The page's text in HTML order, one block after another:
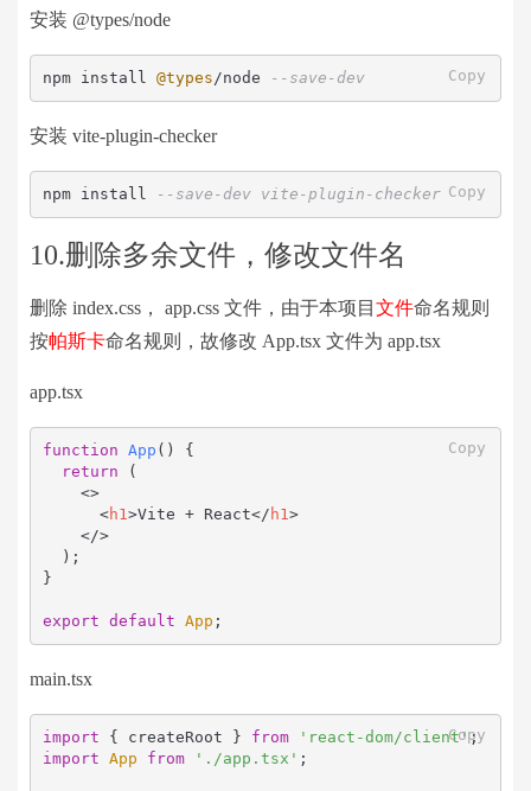
安装 @types/node
npm install @types/node --save-dev Copy
安装 vite-plugin-checker
npm install --save-dev vite-plugin-checker Copy
10.删除多余文件，修改文件名
删除 index.css， app.css 文件，由于本项目 文件命名规则
按帕斯卡命名规则，故修改 App.tsx 文件为 app.tsx
app.tsx
function App ( ) {
return (
<>
<h1>Vite + React</ h1>
</>
}
export default App ;
Copy
main.tsx
import { createRoot } from 'react-dom/client'
import App from './app.tsx' ;
Copy